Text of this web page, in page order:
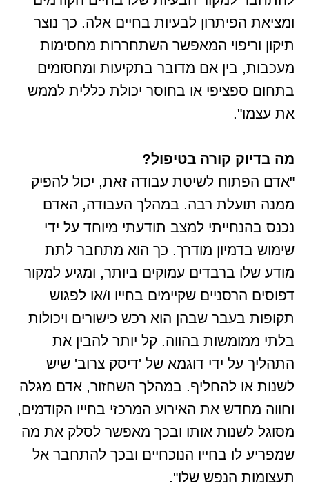
ומציאת הפיתרון לבעיות בחיים אלה. כך נוצר
תיקון וריפוי המאפשר השתחררות מחסימות
מעכבות, בין אם מדובר בתקיעות ומחסומים
בתחום ספציפי או בחוסר יכולת כללית לממש
את עצמו".
מה בדיוק קורה בטיפול?
"אדם הפתוח לשיטת עבודה זאת, יכול להפיק
ממנה תועלת רבה. במהלך העבודה, האדם
נכנס בהנחייתי למצב תודעתי מיוחד על ידי
שימוש בדמיון מודרך. כך הוא מתחבר לתת
מודע שלו ברבדים עמוקים ביותר, ומגיע למקור
דפוסים הרסניים שקיימים בחייו ו/או לפגוש
תקופות בעבר שבהן הוא רכש כישורים ויכולות
בלתי ממומשות בהווה. קל יותר להבין את
התהליך על ידי דוגמא של 'דיסק צרוב' שיש
לשנות או להחליף. במהלך השחזור, אדם מגלה
וחווה מחדש את האירוע המרכזי בחייו הקודמים,
מסוגל לשנות אותו ובכך מאפשר לסלק את מה
שמפריע לו בחייו הנוכחיים ובכך להתחבר אל
תעצומות הנפש שלו".